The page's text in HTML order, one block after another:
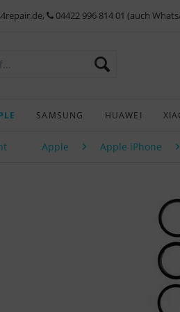
, 04422 996 814 01 (auch
SAMSUNG HUAWEI
Apple Apple iPhone